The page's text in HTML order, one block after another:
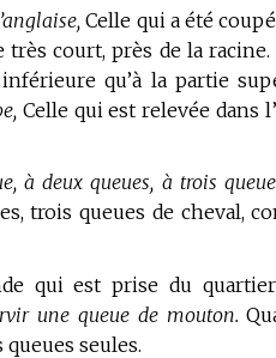
Celle qui a été
très court, près de la racine.
qu’à la partie
Celle qui est relevée dans
à deux queues, à trois
trois queues de cheval,
qui est prise du
une queue de mouton.
seules.